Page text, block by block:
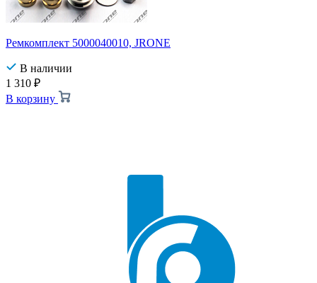
Ремкомплект 5000040010, JRONE
В наличии
1 310 ₽
В корзину